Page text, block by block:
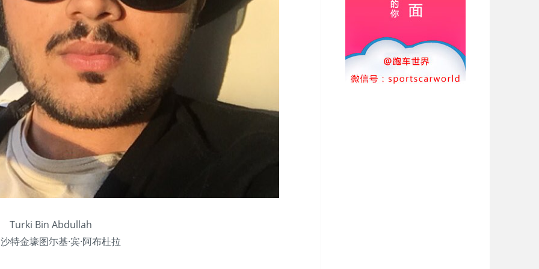
Turki Bin Abdullah
特金壕图尓基·宾·阿布杜拉